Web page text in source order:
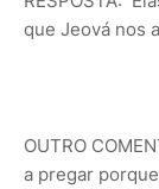
que Jeová nos
OUTRO
a pregar